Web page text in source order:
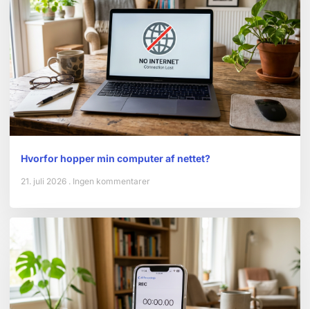
Hvorfor hopper min computer af nettet?
21. juli 2026 Ingen kommentarer